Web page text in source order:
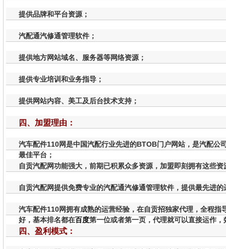
提供品牌和平台资源；
汽配通汽修通管理软件；
提供地方网站域名、服务器等网络资源；
提供专业培训和业务指导；
提供网站内容、美工及后台技术支持；
四、加盟理由：
汽车配件110网是中国汽配行业先进的BTOB门户网站，是汽配公
最佳平台；
自贡汽配网功能强大，前期已积累众多资源，加盟即刻拥有这些资
自贡汽配网提供免费专业的汽配通汽修通管理软件，提供最先进的
汽车配件110网拥有成熟的运营经验，在自贡招独家代理，全程指
好，基本排名都在百度第一位或者第一页，代理就可以直接运作，
四、盈利模式：